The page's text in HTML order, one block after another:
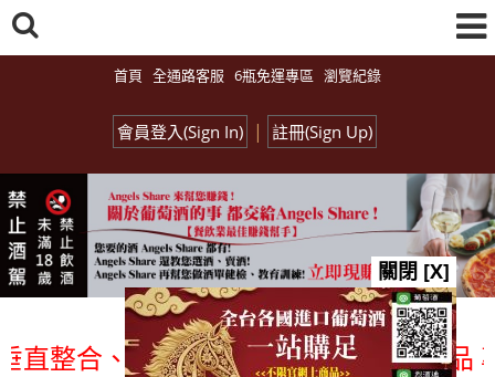
首頁 全通路客服 6瓶免運專區 瀏覽紀錄
會員登入(Sign In) | 註冊(Sign Up)
合、一次購足」各國進口酒類商品 專
關閉 [X]